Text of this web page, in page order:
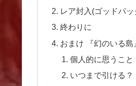
レア封入(ゴッドパッ
終わりに
おまけ 『幻のいる
個人的に思うこと
いつまで引ける？